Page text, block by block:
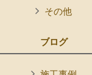
その他
ブログ